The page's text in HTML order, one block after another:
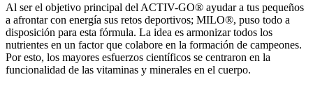
Al ser el objetivo principal del ACTIV-GO® ayudar a tus pequeños
a afrontar con energía sus retos deportivos; MILO®, puso todo a
disposición para esta fórmula. La idea es armonizar todos los
nutrientes en un factor que colabore en la formación de campeones.
Por esto, los mayores esfuerzos científicos se centraron en la
funcionalidad de las vitaminas y minerales en el cuerpo.